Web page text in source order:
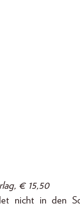
€ 15,50
nicht in den